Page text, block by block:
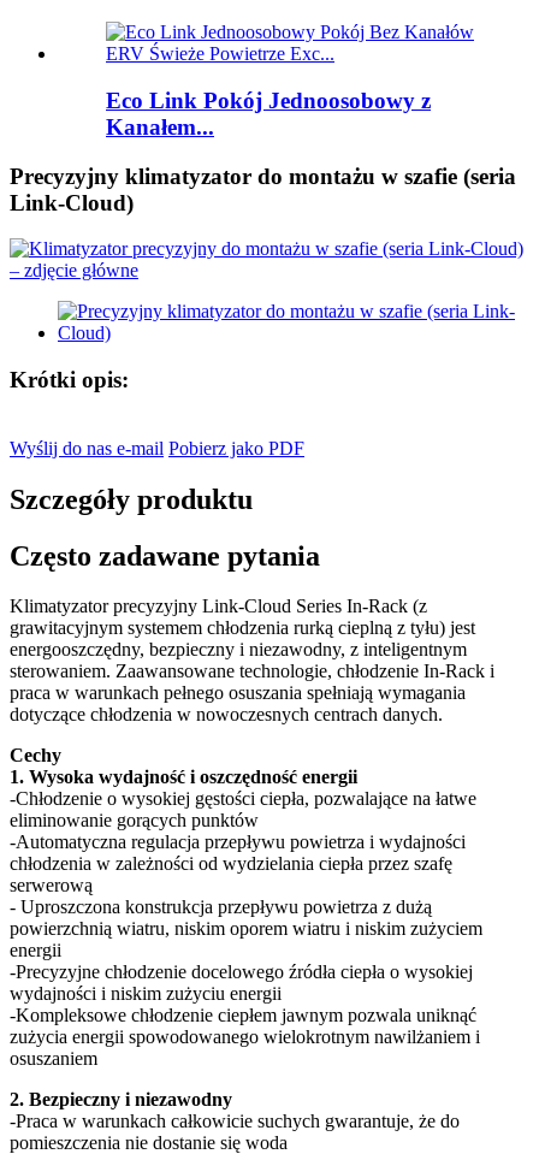
Eco Link Pokój Jednoosobowy z
Kanałem...
Precyzyjny klimatyzator do montażu w szafie (seria
Link-Cloud)
Krótki opis:
Wyślij do nas e-mail Pobierz jako PDF
Szczegóły produktu
Często zadawane pytania
Klimatyzator precyzyjny Link-Cloud Series In-Rack (z
grawitacyjnym systemem chłodzenia rurką cieplną z tyłu) jest
energooszczędny, bezpieczny i niezawodny, z inteligentnym
sterowaniem. Zaawansowane technologie, chłodzenie In-Rack i
praca w warunkach pełnego osuszania spełniają wymagania
dotyczące chłodzenia w nowoczesnych centrach danych.
Cechy
1. Wysoka wydajność i oszczędność energii
-Chłodzenie o wysokiej gęstości ciepła, pozwalające na łatwe
eliminowanie gorących punktów
-Automatyczna regulacja przepływu powietrza i wydajności
chłodzenia w zależności od wydzielania ciepła przez szafę
serwerową
- Uproszczona konstrukcja przepływu powietrza z dużą
powierzchnią wiatru, niskim oporem wiatru i niskim zużyciem
energii
-Precyzyjne chłodzenie docelowego źródła ciepła o wysokiej
wydajności i niskim zużyciu energii
-Kompleksowe chłodzenie ciepłem jawnym pozwala uniknąć
zużycia energii spowodowanego wielokrotnym nawilżaniem i
osuszaniem
2. Bezpieczny i niezawodny
-Praca w warunkach całkowicie suchych gwarantuje, że do
pomieszczenia nie dostanie się woda